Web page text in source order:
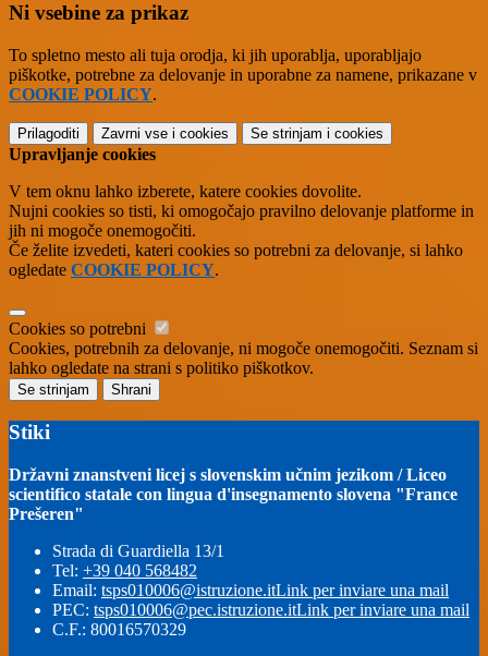
Ni vsebine za prikaz
To spletno mesto ali tuja orodja, ki jih uporablja, uporabljajo
piškotke, potrebne za delovanje in uporabne za namene, prikazane v
COOKIE POLICY.
Prilagoditi Zavrni vse i cookies Se strinjam i cookies
Upravljanje cookies
V tem oknu lahko izberete, katere cookies dovolite.
Nujni cookies so tisti, ki omogočajo pravilno delovanje platforme in
jih ni mogoče onemogočiti.
Če želite izvedeti, kateri cookies so potrebni za delovanje, si lahko
ogledate COOKIE POLICY.
Cookies so potrebni
Cookies, potrebnih za delovanje, ni mogoče onemogočiti. Seznam si
lahko ogledate na strani s politiko piškotkov.
Se strinjam Shrani
Stiki
Državni znanstveni licej s slovenskim učnim jezikom / Liceo
scientifico statale con lingua d'insegnamento slovena "France
Prešeren"
Strada di Guardiella 13/1
Tel: +39 040 568482
Email: tsps010006@istruzione.itLink per inviare una mail
PEC: tsps010006@pec.istruzione.itLink per inviare una mail
C.F.: 80016570329